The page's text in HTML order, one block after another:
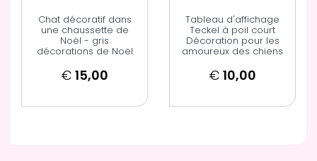
Chat décoratif dans
une chaussette de
Noël - gris
décorations de Noël
€ 15,00
Tableau d'affichage
Teckel à poil court
Décoration pour les
amoureux des chiens
€ 10,00